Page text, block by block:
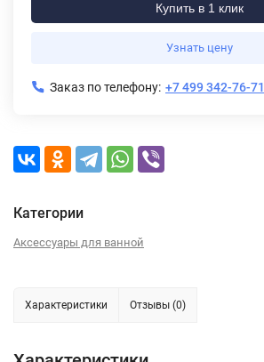
Купить в 1 клик
Узнать цену
Заказ по телефону: +7 499 342-76-71
Категории
Аксессуары для ванной
Характеристики Отзывы (0)